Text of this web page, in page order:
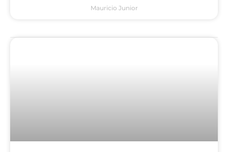
Mauricio Junior